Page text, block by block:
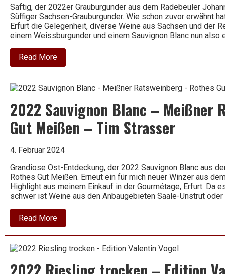
Saftig, der 2022er Grauburgunder aus dem Radebeuler
Süffiger Sachsen-Grauburgunder. Wie schon zuvor erwähnt
Erfurt die Gelegenheit, diverse Weine aus Sachsen und der
einem Weissburgunder und einem Sauvignon Blanc nun also
Read Moreabout
2022
Grauburgunder
Radebeuler
Matyas
2022 Sauvignon Blanc – Meißner
Gut Meißen – Tim Strasser
4. Februar 2024
Grandiose Ost-Entdeckung, der 2022 Sauvignon Blanc aus
Rothes Gut Meißen. Erneut ein für mich neuer Winzer aus
Highlight aus meinem Einkauf in der Gourmétage, Erfurt. Da
schwer ist Weine aus den Anbaugebieten Saale-Unstrut
Read Moreabout
2022
Sauvignon
–
Ratsweinberg